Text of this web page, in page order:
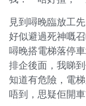
見到噚晚臨放工
好似避過死神嘅
噚晚搭電梯落停
排企後面，我睇
知道有危險，電
唔到，思疑佢開